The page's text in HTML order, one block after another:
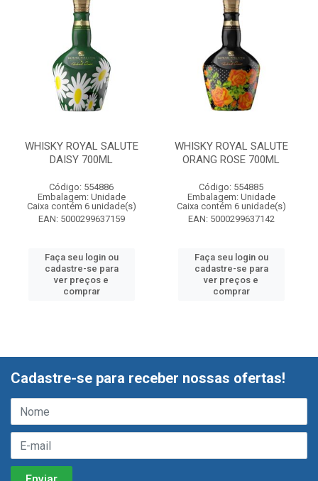
WHISKY ROYAL SALUTE
DAISY 700ML
Código: 554886
Embalagem: Unidade
Caixa contém 6 unidade(s)
EAN: 5000299637159
Faça seu login ou
cadastre-se para
ver preços e
comprar
WHISKY ROYAL SALUTE
ORANG ROSE 700ML
Código: 554885
Embalagem: Unidade
Caixa contém 6 unidade(s)
EAN: 5000299637142
Faça seu login ou
cadastre-se para
ver preços e
comprar
Cadastre-se para receber nossas ofertas!